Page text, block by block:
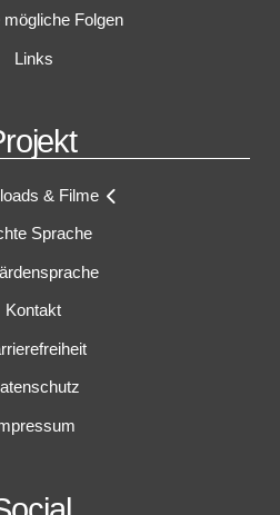
mögliche Folgen
Links
& Filme
Sprache
Kontakt